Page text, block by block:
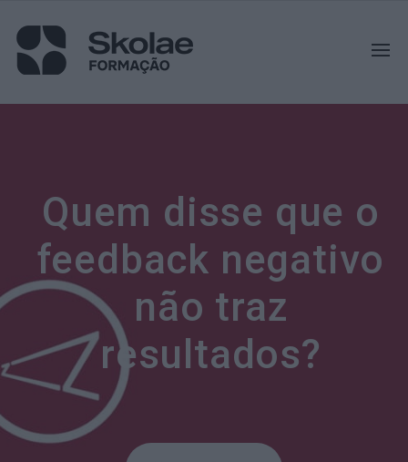
Quem disse que o
feedback negativo
não traz
resultados?